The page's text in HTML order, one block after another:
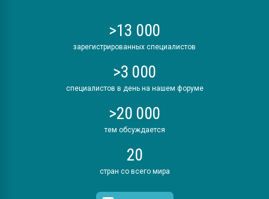
>13 000
зарегистрированных специалистов
>3 000
специалистов в день на нашем форуме
>20 000
тем обсуждается
20
стран со всего мира